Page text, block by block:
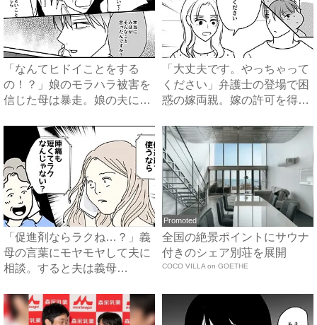
「なんてヒドイことをする
の！？」娘のモラハラ被害を
信じた母は暴走。娘の夫に電
「大丈夫です。やっちゃって
ください」弁護士の登場で困
惑の嫁両親。嫁の許可を得た
「促進剤ならラクね…？」義
母の言葉にモヤモヤして夫に
相談。すると夫は義母
Promoted
全国の絶景ポイントにサウナ
付きのシェア別荘を展開
COCO VILLA on GOETHE